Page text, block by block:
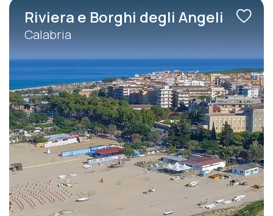
Riviera e Borghi degli Angeli
Calabria